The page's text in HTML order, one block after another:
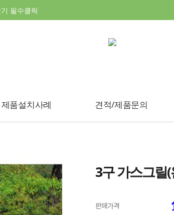
필수클릭
제품설치사례 견적/제품문의
3구 가스그릴
판매가격